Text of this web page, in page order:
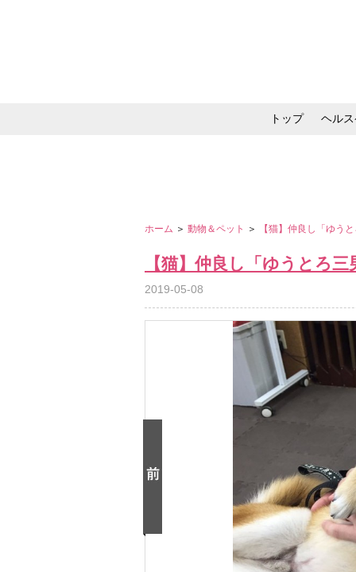
トップ ヘル
ホーム ＞ 動物＆ペット ＞ 【猫】仲良し「ゆう
【猫】仲良し「ゆうとろ
2019-05-08